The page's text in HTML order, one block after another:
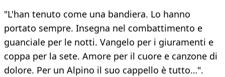
"L'han tenuto come una bandiera. Lo hanno
portato sempre. Insegna nel combattimento e
guanciale per le notti. Vangelo per i giuramenti e
coppa per la sete. Amore per il cuore e canzone di
dolore. Per un Alpino il suo cappello è tutto…".